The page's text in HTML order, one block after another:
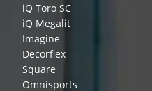
iQ Toro SC
iQ Megalit
Imagine
Decorflex
Square
Omnisports